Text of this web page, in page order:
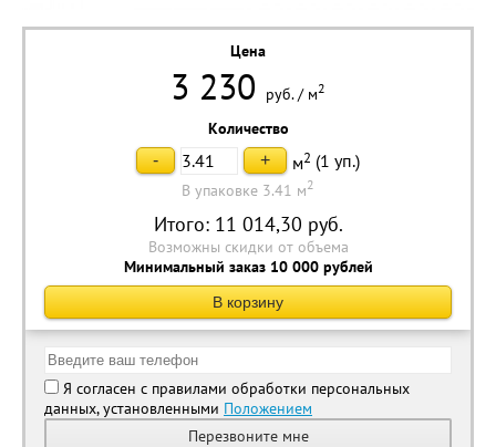
Цена
3 230 руб./ м2
Количество
- + м2 (1 уп.)
В упаковке 3.41 м2
Итого: 11 014,30 руб.
Возможны скидки от объема
Минимальный заказ 10 000 рублей
В корзину
Я согласен с правилами обработки персональных
данных, установленными Положением
Перезвоните мне